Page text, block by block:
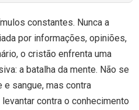
constantes. Nunca a
por informações, opiniões,
o cristão enfrenta uma
a batalha da mente. Não se
e sangue, mas contra
contra o conhecimento